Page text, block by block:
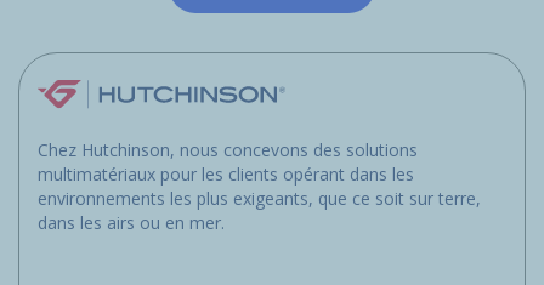
Chez Hutchinson, nous concevons des solutions
multimatériaux pour les clients opérant dans les
environnements les plus exigeants, que ce soit sur terre,
dans les airs ou en mer.